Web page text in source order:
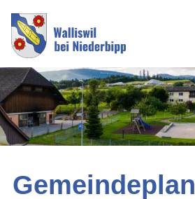
Gemeindeplan